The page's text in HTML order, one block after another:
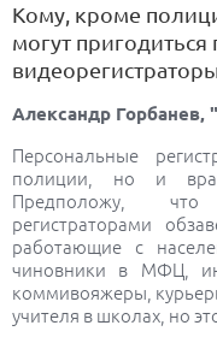
Кому, кроме
могут
Александр Горбанев,
Персональные
полиции, но и
Предположу, что
регистраторами
работающие с
чиновники в МФЦ,
коммивояжеры,
учителя в школах, но